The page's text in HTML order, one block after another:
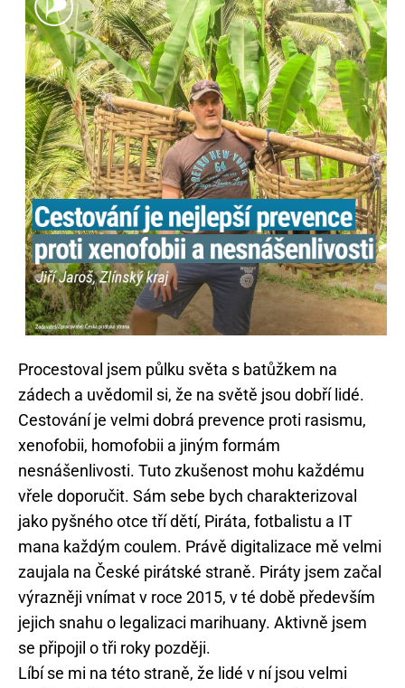
Procestoval jsem půlku světa s batůžkem na
zádech a uvědomil si, že na světě jsou dobří lidé.
Cestování je velmi dobrá prevence proti rasismu,
xenofobii, homofobii a jiným formám
nesnášenlivosti. Tuto zkušenost mohu každému
vřele doporučit. Sám sebe bych charakterizoval
jako pyšného otce tří dětí, Piráta, fotbalistu a IT
mana každým coulem. Právě digitalizace mě velmi
zaujala na České pirátské straně. Piráty jsem začal
výrazněji vnímat v roce 2015, v té době především
jejich snahu o legalizaci marihuany. Aktivně jsem
se připojil o tři roky později.
Líbí se mi na této straně, že lidé v ní jsou velmi